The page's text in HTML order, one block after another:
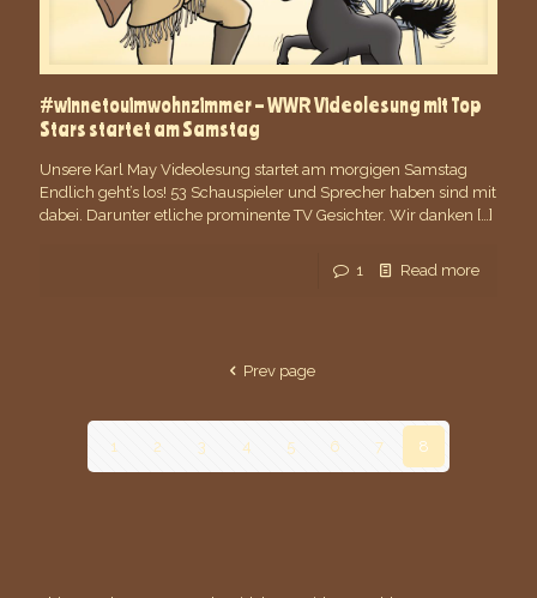
#winnetouimwohnzimmer – WWR Videolesung mit Top
Stars startet am Samstag
Unsere Karl May Videolesung startet am morgigen Samstag
Endlich geht’s los! 53 Schauspieler und Sprecher haben sind mit
dabei. Darunter etliche prominente TV Gesichter. Wir danken […]
1 Read more
Prev page
1 2 3 4 5 6 7 8